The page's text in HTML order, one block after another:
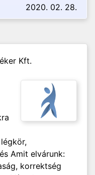
2020. 02. 28.
Kft.
Amit elvárunk:
korrektség